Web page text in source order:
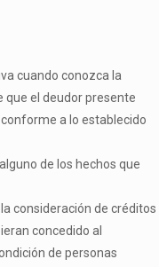
cuando conozca la
que el deudor presente
a lo establecido
de los hechos que
consideración de créditos
concedido al
de personas